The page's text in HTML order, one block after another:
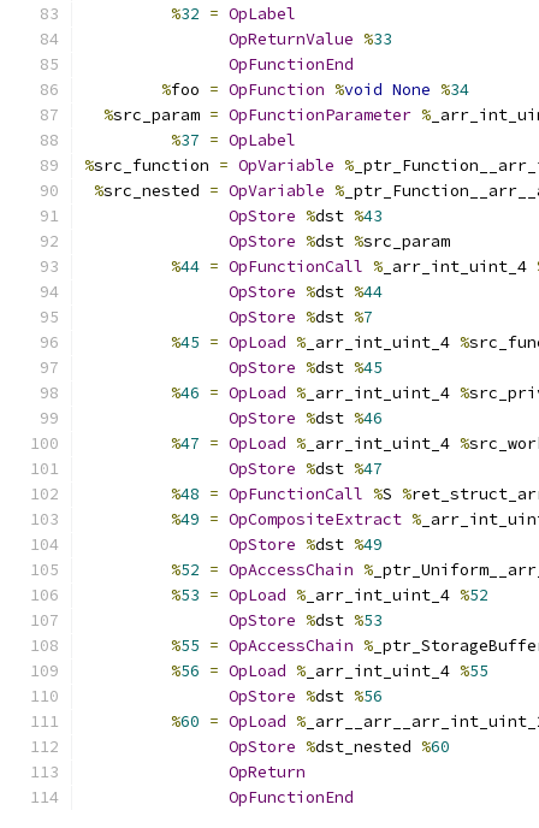
%32 = OpLabel
OpReturnValue %33
OpFunctionEnd
%foo = OpFunction %void None %34
%src_param = OpFunctionParameter %
%37 = OpLabel
%src_function = OpVariable %
%src_nested = OpVariable %
OpStore %dst %43
OpStore %dst %src_param
%44 = OpFunctionCall % _arr_int_uint_4
OpStore %dst %44
OpStore %dst %7
%45 = OpLoad % _arr_int_uint_4 %
OpStore %dst %45
%46 = OpLoad % _arr_int_uint_4 %
OpStore %dst %46
%47 = OpLoad % _arr_int_uint_4 %
OpStore %dst %47
%48 = OpFunctionCall %S %
%49 = OpCompositeExtract %
OpStore %dst %49
%52 = OpAccessChain %
%53 = OpLoad % _arr_int_uint_4 %52
OpStore %dst %53
%55 = OpAccessChain %
%56 = OpLoad % _arr_int_uint_4 %55
OpStore %dst %56
%60 = OpLoad %
OpStore %dst_nested %60
OpReturn
OpFunctionEnd